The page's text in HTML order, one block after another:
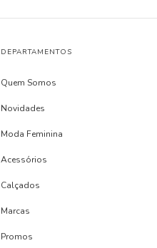
DEPARTAMENTOS
Quem Somos
Novidades
Moda Feminina
Acessórios
Calçados
Marcas
Promos